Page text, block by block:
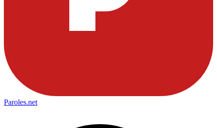
Paroles.net